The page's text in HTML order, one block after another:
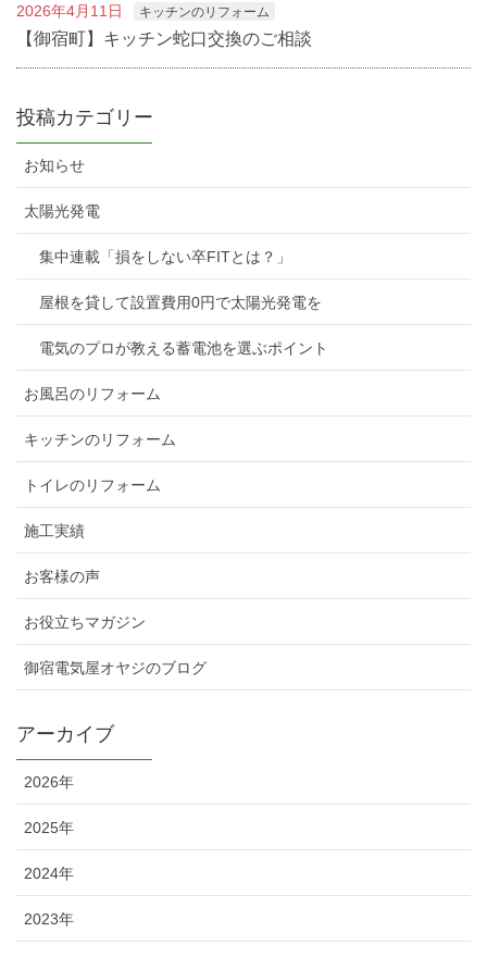
2026年4月11日 キッチンのリフォーム
【御宿町】キッチン蛇口交換のご相談
投稿カテゴリー
お知らせ
太陽光発電
集中連載「損をしない卒FITとは？」
屋根を貸して設置費用0円で太陽光発電を
電気のプロが教える蓄電池を選ぶポイント
お風呂のリフォーム
キッチンのリフォーム
トイレのリフォーム
施工実績
お客様の声
お役立ちマガジン
御宿電気屋オヤジのブログ
アーカイブ
2026年
2025年
2024年
2023年